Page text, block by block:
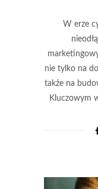
W erze
nie tylko na
także na
Kluczowym